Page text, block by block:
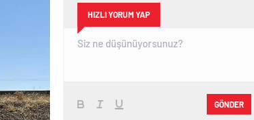
HIZLI YORUM YAP
GÖNDER